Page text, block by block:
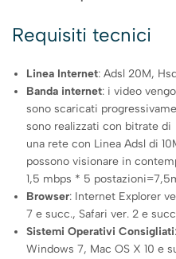
Requisiti tecnici
Linea Internet: Adsl 20M,
Banda internet: i video
sono scaricati
sono realizzati con bitrate di
una rete con Linea Adsl di
possono visionare in
1,5 mbps * 5
Browser: Internet Explorer
7 e succ., Safari ver. 2 e
Sistemi Operativi Consigliati
Windows 7, Mac OS X 10 e